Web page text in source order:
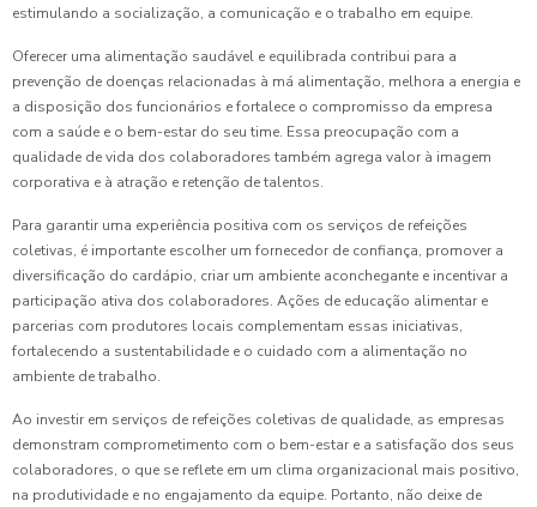
estimulando a socialização, a comunicação e o trabalho em equipe.
Oferecer uma alimentação saudável e equilibrada contribui para a
prevenção de doenças relacionadas à má alimentação, melhora a energia e
a disposição dos funcionários e fortalece o compromisso da empresa
com a saúde e o bem-estar do seu time. Essa preocupação com a
qualidade de vida dos colaboradores também agrega valor à imagem
corporativa e à atração e retenção de talentos.
Para garantir uma experiência positiva com os serviços de refeições
coletivas, é importante escolher um fornecedor de confiança, promover a
diversificação do cardápio, criar um ambiente aconchegante e incentivar a
participação ativa dos colaboradores. Ações de educação alimentar e
parcerias com produtores locais complementam essas iniciativas,
fortalecendo a sustentabilidade e o cuidado com a alimentação no
ambiente de trabalho.
Ao investir em serviços de refeições coletivas de qualidade, as empresas
demonstram comprometimento com o bem-estar e a satisfação dos seus
colaboradores, o que se reflete em um clima organizacional mais positivo,
na produtividade e no engajamento da equipe. Portanto, não deixe de